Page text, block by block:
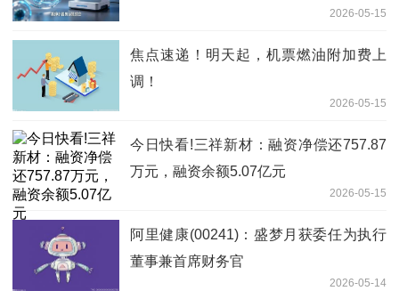
2026-05-15
焦点速递！明天起，机票燃油附加费上
调！
2026-05-15
今日快看!三祥新材：融资净偿还757.87
万元，融资余额5.07亿元
2026-05-15
阿里健康(00241)：盛梦月获委任为执行
董事兼首席财务官
2026-05-14